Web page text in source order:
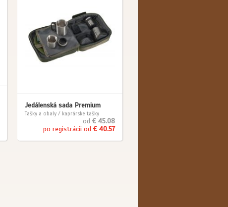
Jedálenská sada Premium
Tašky a obaly / kaprárske tašky
od € 45.08
po registrácii od € 40.57